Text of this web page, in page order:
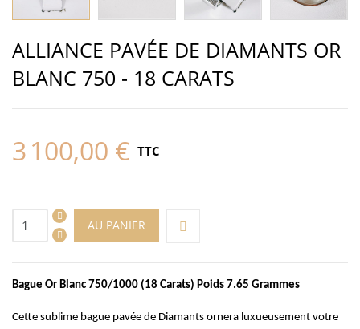
ALLIANCE PAVÉE DE DIAMANTS OR
BLANC 750 - 18 CARATS
3 100,00 € TTC
AU PANIER
Bague Or Blanc 750/1000 (18 Carats) Poids 7.65 Grammes
Cette sublime bague pavée de Diamants ornera luxueusement votre